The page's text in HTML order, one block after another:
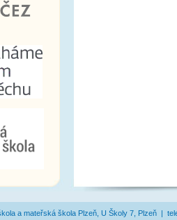
a mateřská škola Plzeň, U Školy 7, Plzeň |